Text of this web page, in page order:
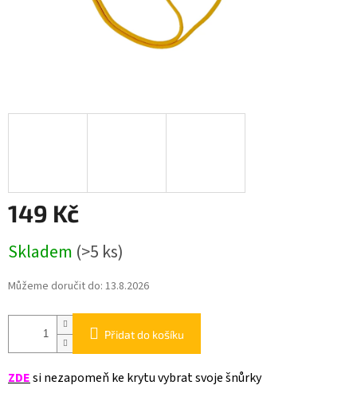
149 Kč
cena:
Skladem (>5 ks)
Můžeme doručit do: 13.8.2026
Přidat do košíku
ZDEsi nezapomeň ke krytu vybrat svoje šnůrky